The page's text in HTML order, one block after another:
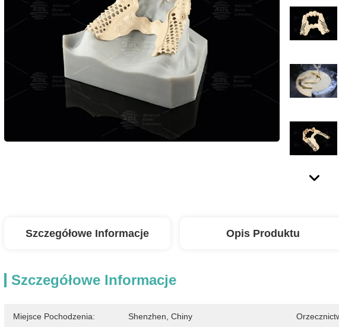
Szczegółowe Informacje Opis Produktu
Szczegółowe Informacje
Miejsce Pochodzenia: Shenzhen, Chiny